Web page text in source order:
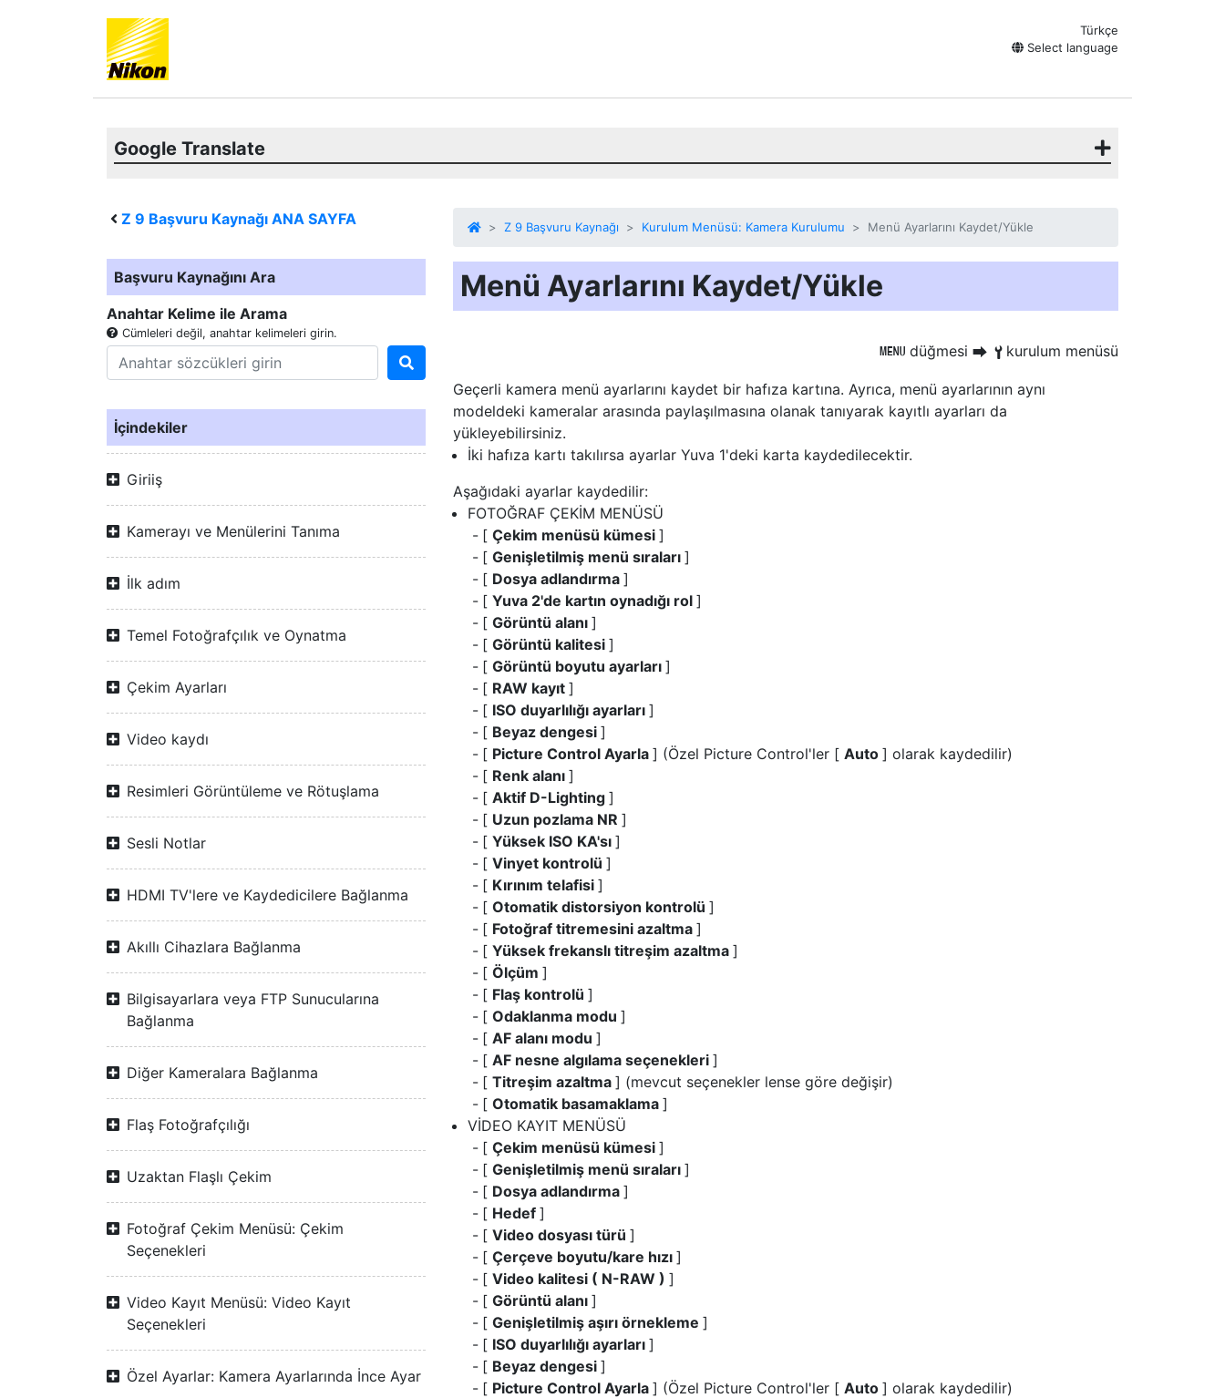
Türkçe
Select language
Google Translate
Z 9 Başvuru Kaynağı ANA SAYFA
Başvuru Kaynağını Ara
Anahtar Kelime ile Arama
Cümleleri değil, anahtar kelimeleri girin.
İçindekiler
Giriiş
Kamerayı ve Menülerini Tanıma
İlk adım
Temel Fotoğrafçılık ve Oynatma
Çekim Ayarları
Video kaydı
Resimleri Görüntüleme ve Rötuşlama
Sesli Notlar
HDMI TV'lere ve Kaydedicilere Bağlanma
Akıllı Cihazlara Bağlanma
Bilgisayarlara veya FTP Sunucularına
Bağlanma
Diğer Kameralara Bağlanma
Flaş Fotoğrafçılığı
Uzaktan Flaşlı Çekim
Fotoğraf Çekim Menüsü: Çekim
Seçenekleri
Video Kayıt Menüsü: Video Kayıt
Seçenekleri
Özel Ayarlar: Kamera Ayarlarında İnce Ayar
Z 9 Başvuru Kaynağı Kurulum Menüsü: Kamera Kurulumu Menü Ayarlarını Kaydet/Yükle
Menü Ayarlarını Kaydet/Yükle
G düğmesi U B kurulum menüsü
Geçerli kamera menü ayarlarını kaydet bir hafıza kartına. Ayrıca, menü ayarlarının aynı
modeldeki kameralar arasında paylaşılmasına olanak tanıyarak kayıtlı ayarları da
yükleyebilirsiniz.
İki hafıza kartı takılırsa ayarlar Yuva 1'deki karta kaydedilecektir.
Aşağıdaki ayarlar kaydedilir:
FOTOĞRAF ÇEKİM MENÜSÜ
[ Çekim menüsü kümesi ]
[ Genişletilmiş menü sıraları ]
[ Dosya adlandırma ]
[ Yuva 2'de kartın oynadığı rol ]
[ Görüntü alanı ]
[ Görüntü kalitesi ]
[ Görüntü boyutu ayarları ]
[ RAW kayıt ]
[ ISO duyarlılığı ayarları ]
[ Beyaz dengesi ]
[ Picture Control Ayarla ] (Özel Picture Control'ler [ Auto ] olarak kaydedilir)
[ Renk alanı ]
[ Aktif D-Lighting ]
[ Uzun pozlama NR ]
[ Yüksek ISO KA'sı ]
[ Vinyet kontrolü ]
[ Kırınım telafisi ]
[ Otomatik distorsiyon kontrolü ]
[ Fotoğraf titremesini azaltma ]
[ Yüksek frekanslı titreşim azaltma ]
[ Ölçüm ]
[ Flaş kontrolü ]
[ Odaklanma modu ]
[ AF alanı modu ]
[ AF nesne algılama seçenekleri ]
[ Titreşim azaltma ] (mevcut seçenekler lense göre değişir)
[ Otomatik basamaklama ]
VİDEO KAYIT MENÜSÜ
[ Çekim menüsü kümesi ]
[ Genişletilmiş menü sıraları ]
[ Dosya adlandırma ]
[ Hedef ]
[ Video dosyası türü ]
[ Çerçeve boyutu/kare hızı ]
[ Video kalitesi ( N-RAW ) ]
[ Görüntü alanı ]
[ Genişletilmiş aşırı örnekleme ]
[ ISO duyarlılığı ayarları ]
[ Beyaz dengesi ]
[ Picture Control Ayarla ] (Özel Picture Control'ler [ Auto ] olarak kaydedilir)